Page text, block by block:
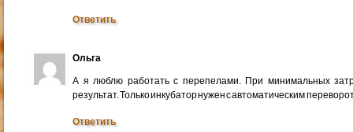
Ответить
Ольга
А я люблю работать с перепелами. При минимальных
результат. Только инкубатор нужен с автоматическим
Ответить